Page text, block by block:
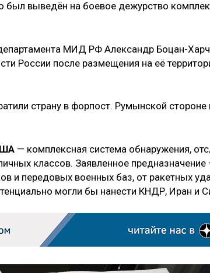
был выведён на боевое дежурство
МИД РФ Александр Боцан-
России после размещения на её
страну в форпост. Румынской
— комплексная система обнаружения,
классов. Заявленное
и передовых военных баз, от ракетных
могли бы нанести КНДР, Иран и